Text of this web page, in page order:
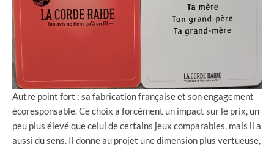
Autre point fort : sa fabrication française et son engagement
écoresponsable. Ce choix a forcément un impact sur le prix, un
peu plus élevé que celui de certains jeux comparables, mais il a
aussi du sens. Il donne au projet une dimension plus vertueuse,